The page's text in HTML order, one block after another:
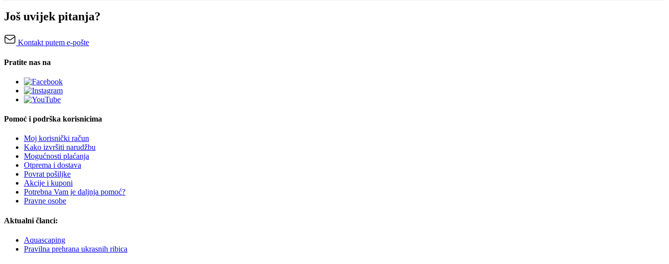
Još uvijek pitanja?
Kontakt putem e-pošte
Pratite nas na
Pomoć i podrška korisnicima
Moj korisnički račun
Kako izvršiti narudžbu
Mogućnosti plaćanja
Otprema i dostava
Povrat pošiljke
Akcije i kuponi
Potrebna Vam je daljnja pomoć?
Pravne osobe
Aktualni članci:
Aquascaping
Pravilna prehrana ukrasnih ribica